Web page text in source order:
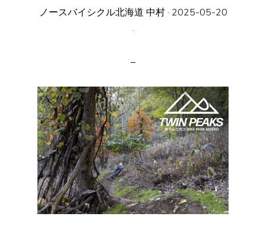
ノースバイシクル北海道 中村· 2025-05-20
·